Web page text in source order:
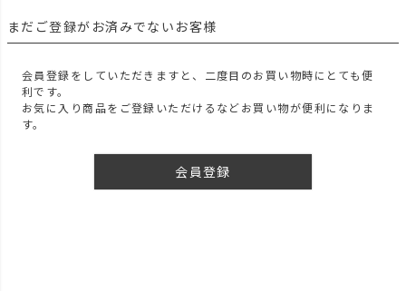
まだご登録がお済みでないお客様
会員登録をしていただきますと、二度目のお買い物時にとても便
利です。
お気に入り商品をご登録いただけるなどお買い物が便利になりま
す。
会員登録